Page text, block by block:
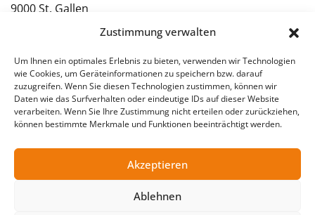
Zustimmung verwalten
Um Ihnen ein optimales Erlebnis zu bieten, verwenden wir Technologien
wie Cookies, um Geräteinformationen zu speichern bzw. darauf
zuzugreifen. Wenn Sie diesen Technologien zustimmen, können wir
Daten wie das Surfverhalten oder eindeutige IDs auf dieser Website
verarbeiten. Wenn Sie Ihre Zustimmung nicht erteilen oder zurückziehen,
können bestimmte Merkmale und Funktionen beeinträchtigt werden.
Akzeptieren
Ablehnen
9000 St. Gallen
Tel.: 071 228 09 09
Bewerbung St. Gallen
Vakanzmeldung St. Gallen
© 2026 Stellentreff AG